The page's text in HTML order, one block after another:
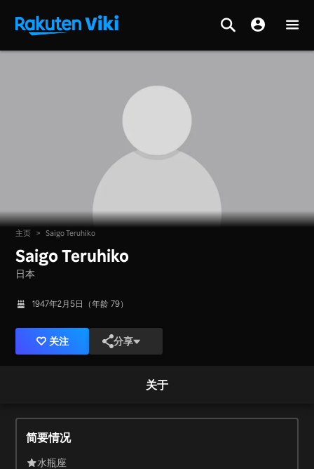
主页 > Saigo Teruhiko
Saigo Teruhiko
日本
1947年2月5日（年龄 79）
关注 分享
关于
简要情况
水瓶座